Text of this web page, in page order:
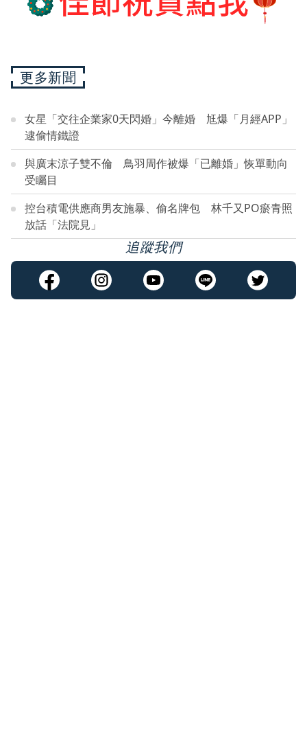
更多新聞
女星「交往企業家0天閃婚」今離婚 尪爆「月經APP」
逮偷情鐵證
與廣末涼子雙不倫 鳥羽周作被爆「已離婚」恢單動向
受矚目
控台積電供應商男友施暴、偷名牌包 林千又PO瘀青照
放話「法院見」
追蹤我們